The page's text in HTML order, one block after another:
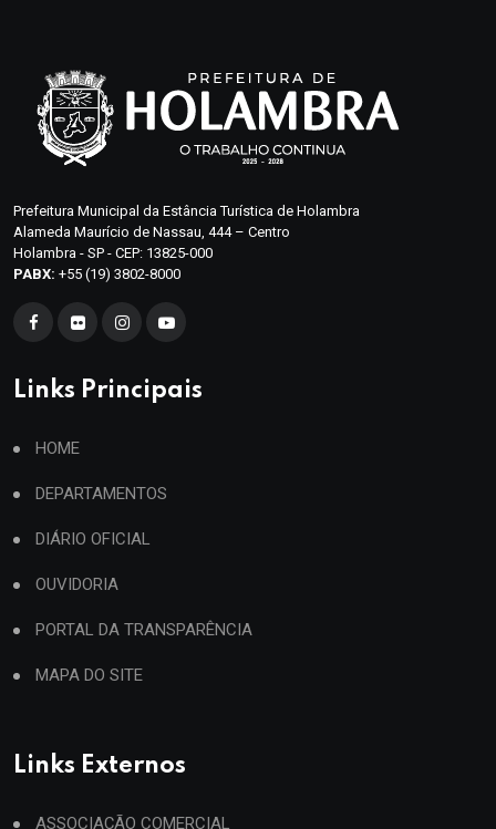
Prefeitura Municipal da Estância Turística de Holambra
Alameda Maurício de Nassau, 444 – Centro
Holambra - SP - CEP: 13825-000
PABX: +55 (19) 3802-8000
Links Principais
HOME
DEPARTAMENTOS
DIÁRIO OFICIAL
OUVIDORIA
PORTAL DA TRANSPARÊNCIA
MAPA DO SITE
Links Externos
ASSOCIAÇÃO COMERCIAL